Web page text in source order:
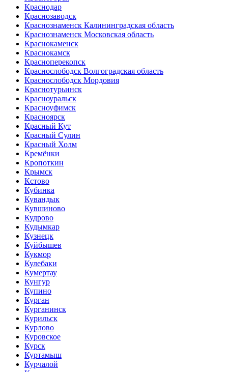
Краснодар
Краснозаводск
Краснознаменск Калининградская область
Краснознаменск Московская область
Краснокаменск
Краснокамск
Красноперекопск
Краснослободск Волгоградская область
Краснослободск Мордовия
Краснотурьинск
Красноуральск
Красноуфимск
Красноярск
Красный Кут
Красный Сулин
Красный Холм
Кремёнки
Кропоткин
Крымск
Кстово
Кубинка
Кувандык
Кувшиново
Кудрово
Кудымкар
Кузнецк
Куйбышев
Кукмор
Кулебаки
Кумертау
Кунгур
Купино
Курган
Курганинск
Курильск
Курлово
Куровское
Курск
Куртамыш
Курчалой